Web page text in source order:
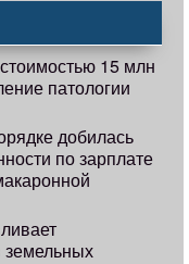
15 млн
патологии
добилась
по зарплате
земельных